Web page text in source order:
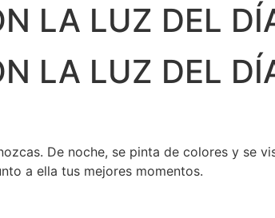
LA LUZ DEL
LA LUZ DEL
De noche, se pinta de colores y se
a ella tus mejores momentos.